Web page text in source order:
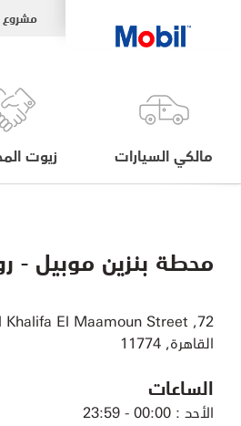
مشروع
زيوت مالكي السيارات
محطة بنزين موبيل -
72, El Khalifa El Maamoun Street
القاهرة, 11774
الساعات
الأحد : 00:00 - 23:59